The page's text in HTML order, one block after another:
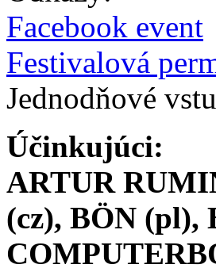
Facebook event
Festivalová
Jednodňové
Účinkujúci:
ARTUR
(cz), BÖN (pl),